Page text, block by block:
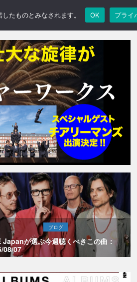
ブログ
Japanが選ぶ今週聴くべきこの曲：
08/07
たものとみなされます。 OK プライ